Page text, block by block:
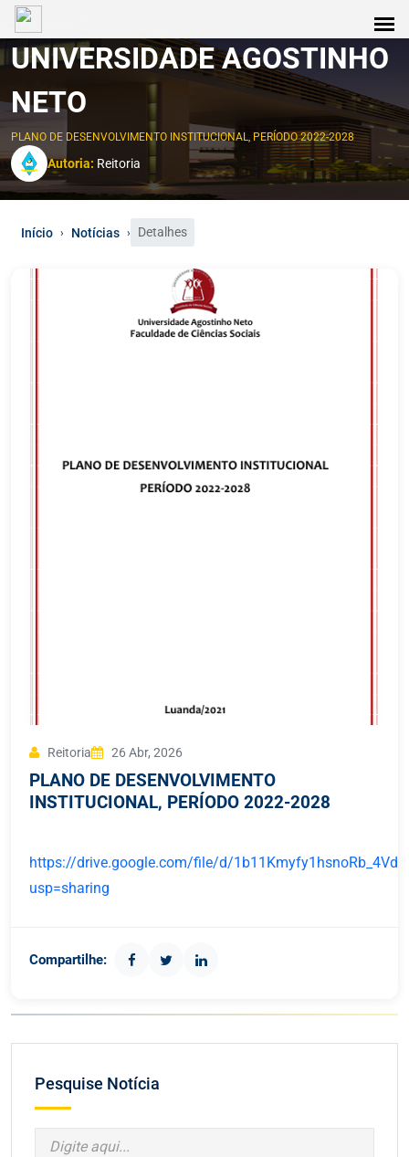
UNIVERSIDADE AGOSTINHO
NETO
PLANO DE DESENVOLVIMENTO INSTITUCIONAL, PERÍODO 2022-2028
Autoria: Reitoria
Início › Notícias › Detalhes
Reitoria 26 Abr, 2026
PLANO DE DESENVOLVIMENTO
INSTITUCIONAL, PERÍODO 2022-2028
https://drive.google.com/file/d/
usp=sharing
Compartilhe:
Pesquise Notícia